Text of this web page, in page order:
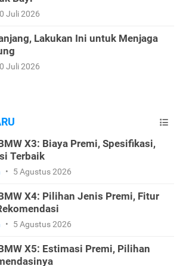
Juli 2026
Lakukan Ini untuk Menjaga
Juli 2026
X3: Biaya Premi, Spesifikasi,
Terbaik
• 5 Agustus 2026
X4: Pilihan Jenis Premi, Fitur
• 5 Agustus 2026
X5: Estimasi Premi, Pilihan